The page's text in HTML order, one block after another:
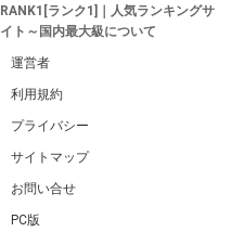
RANK1[ランク1]｜人気ランキングサ
イト～国内最大級について
運営者
利用規約
プライバシー
サイトマップ
お問い合せ
PC版